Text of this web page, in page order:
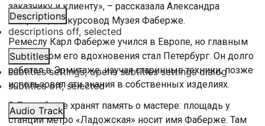
Descriptions
descriptions off, selected
Subtitles
subtitles settings, opens subtitles settings dialog
subtitles off, selected
Audio Track
заказчику и клиенту», – рассказала Александра
Татарова, экскурсовод Музея Фаберже.
Ремеслу Карл Фаберже учился в Европе, но главным
источником его вдохновения стал Петербург. Он долго
работал в Эрмитаже, изучая старинные техники, позже
использовал эти знания в собственных изделиях.
В Петербурге хранят память о мастере: площадь у
станции метро «Ладожская» носит имя Фаберже. Там